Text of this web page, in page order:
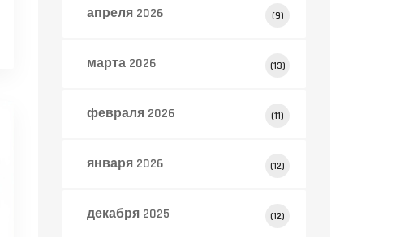
апреля 2026 (9)
марта 2026 (13)
февраля 2026 (11)
января 2026 (12)
декабря 2025 (12)